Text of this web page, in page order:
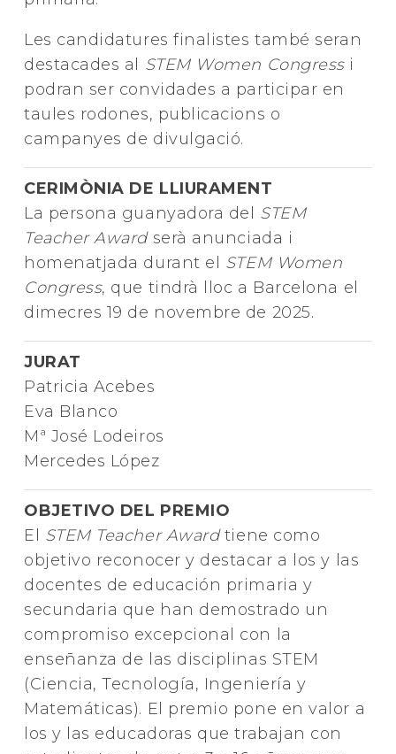
Les candidatures finalistes també seran
destacades al STEM Women Congressi
podran ser convidades a participar en
taules rodones, publicacions o
campanyes de divulgació.
CERIMÒNIA DE LLIURAMENT
La persona guanyadora del STEM
Teacher Awardserà anunciada i
homenatjada durant el STEM Women
Congress, que tindrà lloc a Barcelona el
dimecres 19 de novembre de 2025.
JURAT
Patricia Acebes
Eva Blanco
Mª José Lodeiros
Mercedes López
OBJETIVO DEL PREMIO
El STEM Teacher Awardtiene como
objetivo reconocer y destacar a los y las
docentes de educación primaria y
secundaria que han demostrado un
compromiso excepcional con la
enseñanza de las disciplinas STEM
(Ciencia, Tecnología, Ingeniería y
Matemáticas). El premio pone en valor a
los y las educadoras que trabajan con